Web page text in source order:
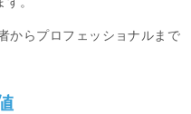
からプロフェッショナルまで